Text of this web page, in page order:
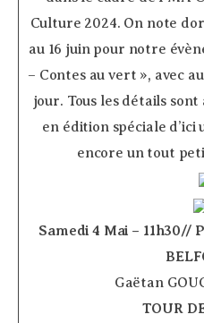
Culture 2024. On note
au 16 juin pour notre
– Contes au vert », avec
jour. Tous les détails
en édition spéciale
encore un tout
Samedi 4 Mai – 11h30//
Gaëtan
TOUR